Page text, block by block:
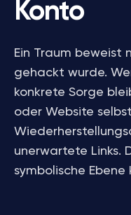
Konto
Ein Traum beweist
gehackt wurde.
konkrete Sorge
oder Website
unerwartete Links.
symbolische Ebene